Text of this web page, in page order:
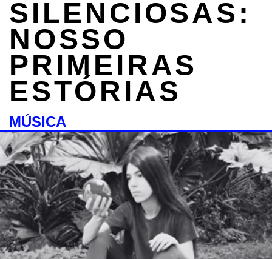
SILENCIOSAS:
NOSSO
PRIMEIRAS
ESTÓRIAS
MÚSICA